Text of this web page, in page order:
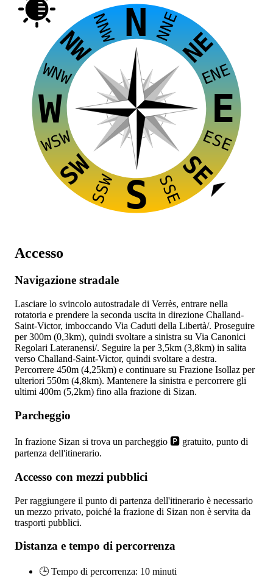
E
W
S
N
NW NE
SE
SW
NNE
ENE
ESE
SSE
SSW
WSW
WNW
NNW
Accesso
Navigazione stradale
Lasciare lo svincolo autostradale di Verrès, entrare nella
rotatoria e prendere la seconda uscita in direzione Challand-
Saint-Victor, imboccando Via Caduti della Libertà/. Proseguire
per 300m (0,3km), quindi svoltare a sinistra su Via Canonici
Regolari Lateranensi/. Seguire la per 3,5km (3,8km) in salita
verso Challand-Saint-Victor, quindi svoltare a destra.
Percorrere 450m (4,25km) e continuare su Frazione Isollaz per
ulteriori 550m (4,8km). Mantenere la sinistra e percorrere gli
ultimi 400m (5,2km) fino alla frazione di Sizan.
Parcheggio
In frazione Sizan si trova un parcheggio 🅿️ gratuito, punto di
partenza dell'itinerario.
Accesso con mezzi pubblici
Per raggiungere il punto di partenza dell'itinerario è necessario
un mezzo privato, poiché la frazione di Sizan non è servita da
trasporti pubblici.
Distanza e tempo di percorrenza
🕒 Tempo di percorrenza: 10 minuti